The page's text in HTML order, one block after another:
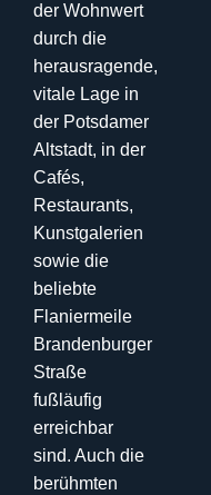
der Wohnwert
durch die
herausragende,
vitale Lage in
der Potsdamer
Altstadt, in der
Cafés,
Restaurants,
Kunstgalerien
sowie die
beliebte
Flaniermeile
Brandenburger
Straße
fußläufig
erreichbar
sind. Auch die
berühmten